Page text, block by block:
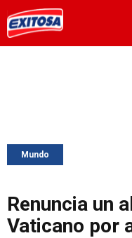
Mundo
Renuncia un
Vaticano por